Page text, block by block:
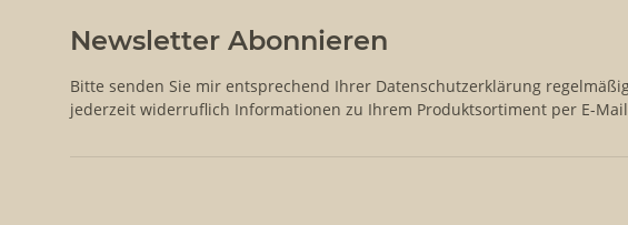
Newsletter Abonnieren
Bitte senden Sie mir entsprechend Ihrer Datenschutzerklärung
jederzeit widerruflich Informationen zu Ihrem Produktsortiment per E-